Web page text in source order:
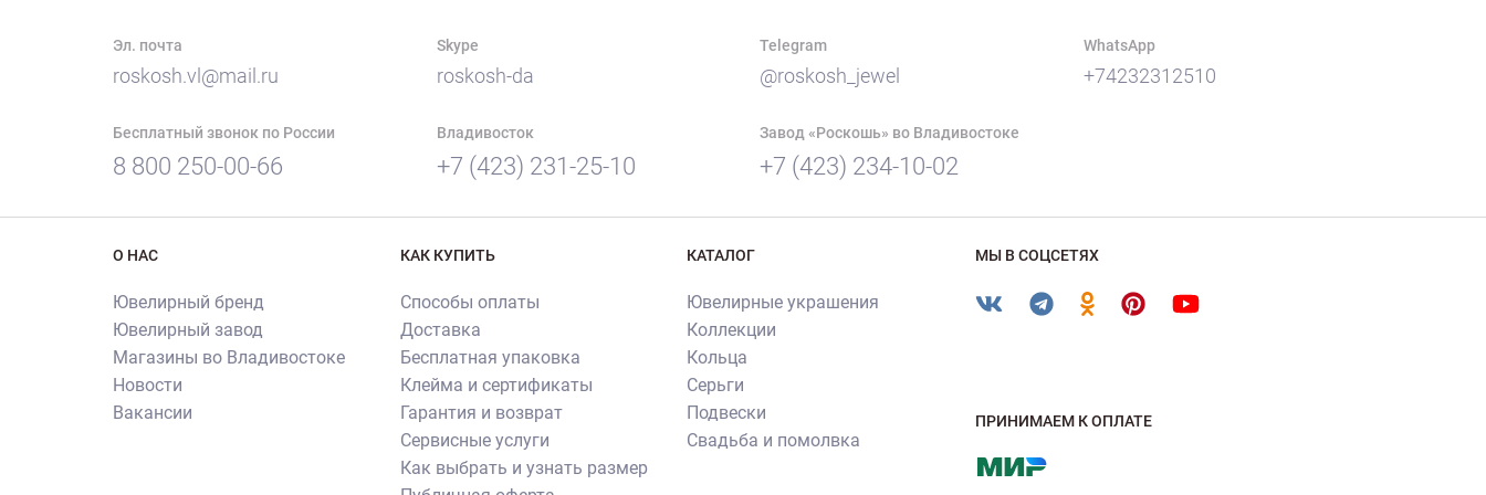
Эл. почта
roskosh.vl@mail.ru
Skype
roskosh-da
Telegram
@roskosh_jewel
WhatsApp
+74232312510
Бесплатный звонок по России
8 800 250-00-66
Владивосток
+7 (423) 231-25-10
Завод «Роскошь» во Владивостоке
+7 (423) 234-10-02
О НАС
Ювелирный бренд
Ювелирный завод
Магазины во Владивостоке
Новости
Вакансии
КАК КУПИТЬ
Способы оплаты
Доставка
Бесплатная упаковка
Клейма и сертификаты
Гарантия и возврат
Сервисные услуги
Как выбрать и узнать размер
КАТАЛОГ
Ювелирные украшения
Коллекции
Кольца
Серьги
Подвески
Свадьба и помолвка
МЫ В СОЦСЕТЯХ
ПРИНИМАЕМ К ОПЛАТЕ